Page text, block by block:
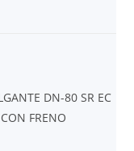
DN-80 SR EC
FRENO